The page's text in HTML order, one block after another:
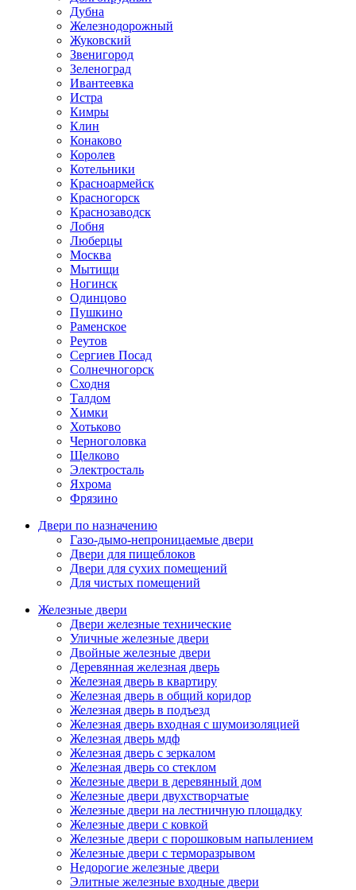
Дубна
Железнодорожный
Жуковский
Звенигород
Зеленоград
Ивантеевка
Истра
Кимры
Клин
Конаково
Королев
Котельники
Красноармейск
Красногорск
Краснозаводск
Лобня
Люберцы
Москва
Мытищи
Ногинск
Одинцово
Пушкино
Раменское
Реутов
Сергиев Посад
Солнечногорск
Сходня
Талдом
Химки
Хотьково
Черноголовка
Щелково
Электросталь
Яхрома
Фрязино
Двери по назначению
Газо-дымо-непроницаемые двери
Двери для пищеблоков
Двери для сухих помещений
Для чистых помещений
Железные двери
Двери железные технические
Уличные железные двери
Двойные железные двери
Деревянная железная дверь
Железная дверь в квартиру
Железная дверь в общий коридор
Железная дверь в подъезд
Железная дверь входная с шумоизоляцией
Железная дверь мдф
Железная дверь с зеркалом
Железная дверь со стеклом
Железные двери в деревянный дом
Железные двери двухстворчатые
Железные двери на лестничную площадку
Железные двери с ковкой
Железные двери с порошковым напылением
Железные двери с терморазрывом
Недорогие железные двери
Элитные железные входные двери